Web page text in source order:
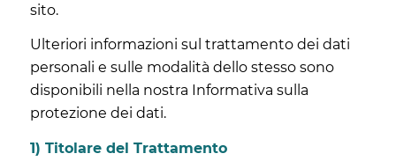
sito.
Ulteriori informazioni sul trattamento dei dati
personali e sulle modalità dello stesso sono
disponibili nella nostra Informativa sulla
protezione dei dati.
1) Titolare del Trattamento